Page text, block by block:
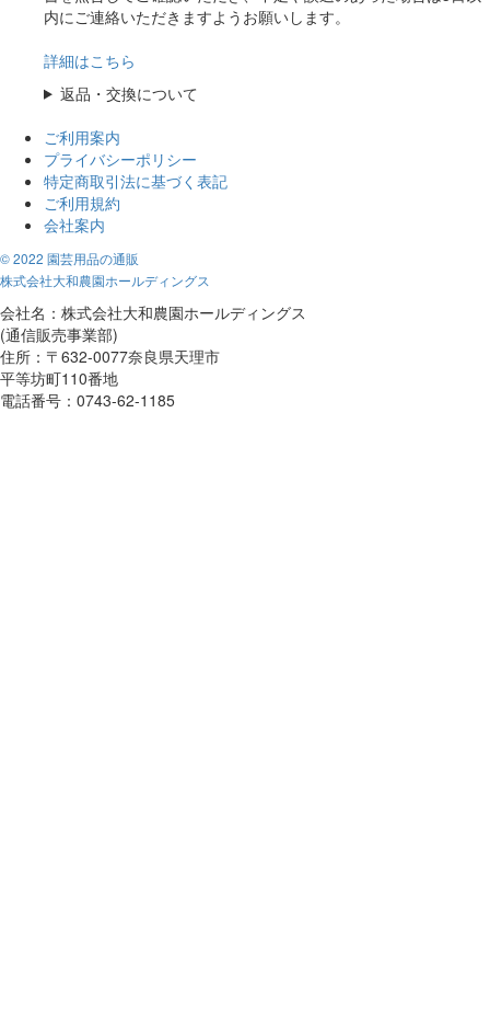
内にご連絡いただきますようお願いします。
詳細はこちら
返品・交換について
ご利用案内
プライバシーポリシー
特定商取引法に基づく表記
ご利用規約
会社案内
© 2022 園芸用品の通販
株式会社大和農園ホールディングス
会社名：株式会社大和農園ホールディングス
(通信販売事業部)
住所：〒632-0077奈良県天理市
平等坊町110番地
電話番号：0743-62-1185